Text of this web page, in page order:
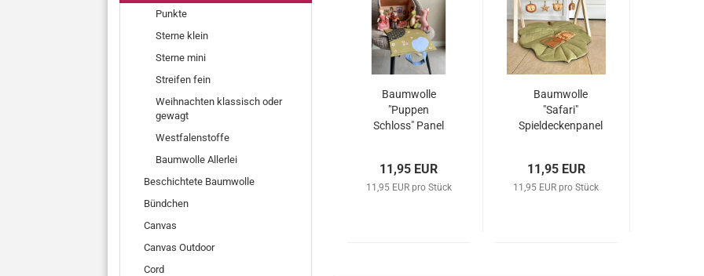
Baumwolle
"Puppen
Schloss" Panel
11,95 EUR
11,95 EUR pro Stück
Baumwolle
"Safari"
Spieldeckenpanel
11,95 EUR
11,95 EUR pro Stück
Punkte
Sterne klein
Sterne mini
Streifen fein
Weihnachten klassisch oder
gewagt
Westfalenstoffe
Baumwolle Allerlei
Beschichtete Baumwolle
Bündchen
Canvas
Canvas Outdoor
Cord